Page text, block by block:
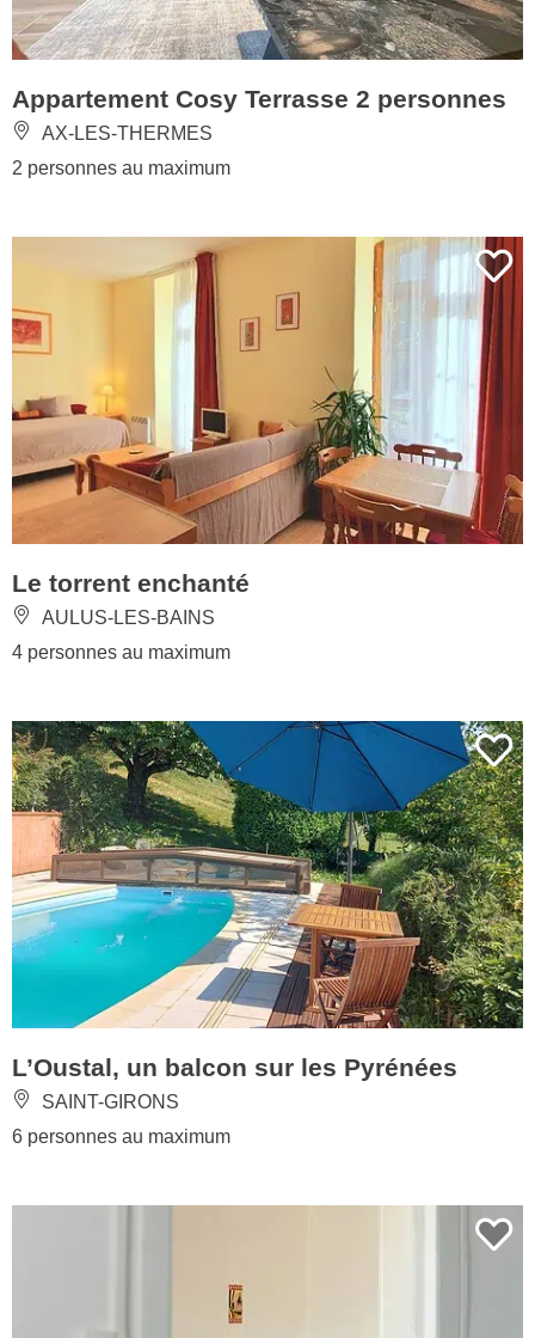
Appartement Cosy Terrasse 2 personnes
AX-LES-THERMES
2 personnes au maximum
Le torrent enchanté
AULUS-LES-BAINS
4 personnes au maximum
L’Oustal, un balcon sur les Pyrénées
SAINT-GIRONS
6 personnes au maximum